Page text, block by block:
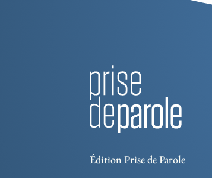
Édition Prise de Parole